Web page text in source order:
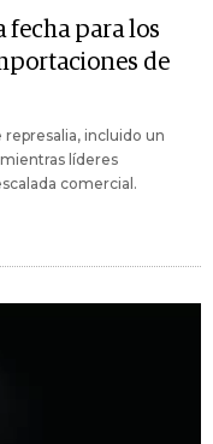
fecha para los
de
represalia, incluido un
mientras líderes
comercial.